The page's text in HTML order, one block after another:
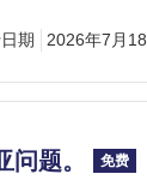
期 2026年7月
问题。 免费